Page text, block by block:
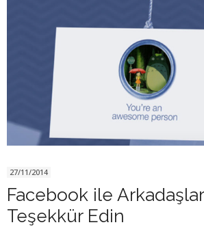
27/11/2014
Facebook ile
Teşekkür Edin